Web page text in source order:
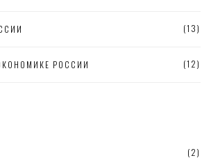
(13)
РОССИИ (12)
(2)